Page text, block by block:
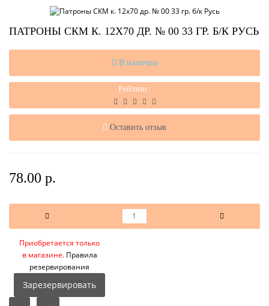
ПАТРОНЫ СКМ К. 12Х70 ДР. № 00 33 ГР. Б/К РУСЬ
В наличии
Рейтинг:
Оставить отзыв
78.00 р.
Приобретается только
в магазине.Правила
резервирования
Зарезервировать